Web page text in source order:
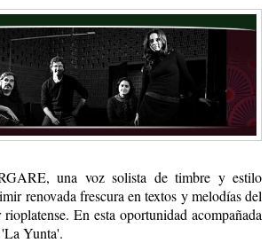
una voz solista de timbre y estilo
renovada frescura en textos y melodías del
En esta oportunidad acompañada
Yunta'.